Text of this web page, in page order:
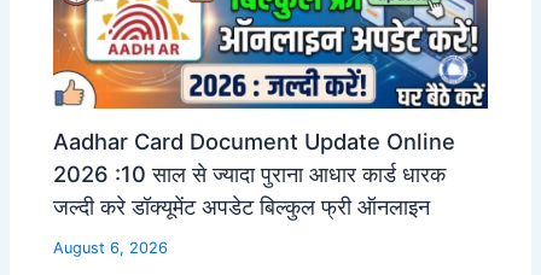
Aadhar Card Document Update Online
2026 :10 साल से ज्यादा पुराना आधार कार्ड धारक
जल्दी करे डॉक्यूमेंट अपडेट बिल्कुल फ्री ऑनलाइन
August 6, 2026